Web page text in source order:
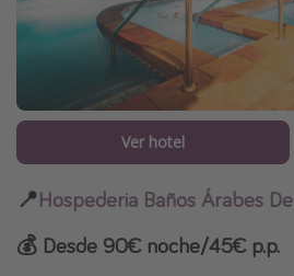
Ver hotel
📍Hospederia Baños Árabes
💰 Desde 90€ noche/45€ p.p.